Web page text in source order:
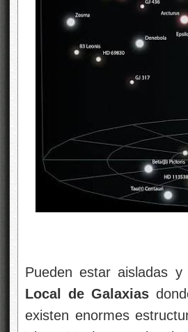
Pueden estar aisladas
Local de Galaxias
existen enormes